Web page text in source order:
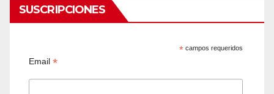
SUSCRIPCIONES
* campos requeridos
Email*